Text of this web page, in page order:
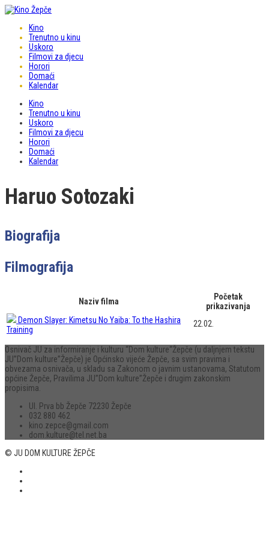
Kino
Trenutno u kinu
Uskoro
Filmovi za djecu
Horori
Domaći
Kalendar
Kino
Trenutno u kinu
Uskoro
Filmovi za djecu
Horori
Domaći
Kalendar
Haruo Sotozaki
Biografija
Filmografija
Naziv filma
Početak
prikazivanja
Demon Slayer: Kimetsu No Yaiba: To the Hashira
Training
22.02.
Osnivač JU za informiranje i kulturu “Dom kulture“Žepče (u daljnjem tekstu
JU”Dom kulture”Žepče) je Općinsko vijeće Žepče, sa svim pravima i
obvezama osnivača, u skladu sa Zakonom o javnim ustanovama, Statutom
općine Žepče, Pravilima JU”Dom kulture”Žepče i drugim zakonskim
propisima.
Ul. Prva bb Žepče 72230 Žepče
032 880 462
kino.zepce@gmail.com
dom.kulture@tel.net.ba
© JU DOM KULTURE ŽEPČE